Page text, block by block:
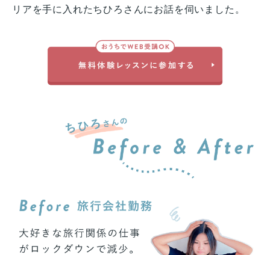
リアを手に入れたちひろさんにお話を伺いました。